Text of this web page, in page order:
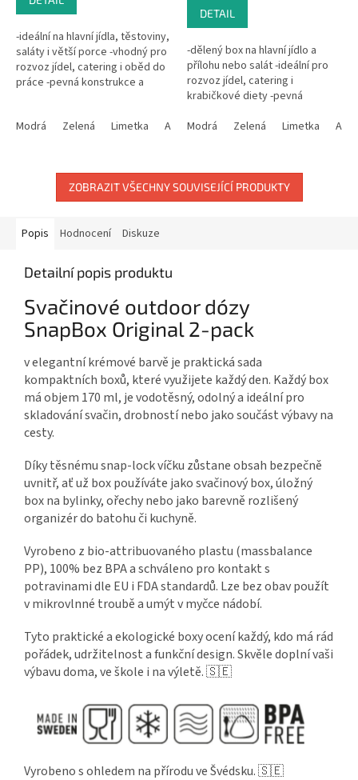
5
hvězdiček.
-ideální na hlavní jídla, těstoviny,
saláty i větší porce -vhodný pro
rozvoz jídel, catering i oběd do
práce -pevná konstrukce a
Modrá
Zelená Limetka Antracit Béžová
DETAIL
-dělený box na hlavní jídlo a
přílohu nebo salát -ideální pro
rozvoz jídel, catering i
krabičkové diety -pevná
jednotlivých částí jídla -vhodný
Modrá Zelená Limetka
ZOBRAZIT VŠECHNY SOUVISEJÍCÍ PRODUKTY
Popis Hodnocení Diskuze
Detailní popis produktu
Svačinové outdoor dózy
SnapBox Original 2-pack
v elegantní krémové barvě je praktická sada
kompaktních boxů, které využijete každý den. Každý box
má objem 170 ml, je vodotěsný, odolný a ideální pro
skladování svačin, drobností nebo jako součást výbavy na
cesty.
Díky těsnému snap-lock víčku zůstane obsah bezpečně
uvnitř, ať už box používáte jako svačinový box, úložný
box na bylinky, ořechy nebo jako barevně rozlišený
organizér do batohu či kuchyně.
Vyrobeno z bio-attribuovaného plastu (massbalance
PP), 100% bez BPA a schváleno pro kontakt s
potravinami dle EU i FDA standardů. Lze bez obav použít
v mikrovlnné troubě a umýt v myčce nádobí.
Tyto praktické a ekologické boxy ocení každý, kdo má rád
pořádek, udržitelnost a funkční design. Skvěle doplní vaši
výbavu doma, ve škole i na výletě. 🇸🇪
Vyrobeno s ohledem na přírodu ve Švédsku. 🇸🇪